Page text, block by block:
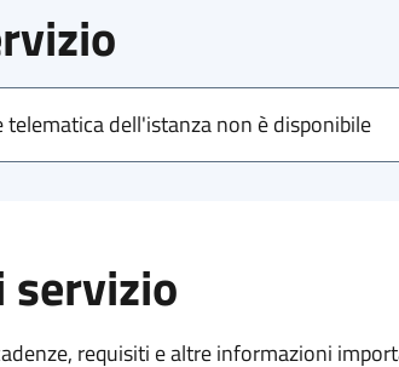
telematica dell'istanza non è disponibile
servizio
requisiti e altre informazioni